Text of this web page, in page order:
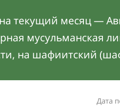
текущий месяц —
мусульманская
на шафиитский
Дата